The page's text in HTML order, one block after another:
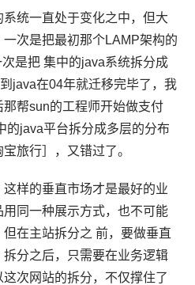
统一直处于变化之中，但大
次是把最初那个LAMP架构的
是把 集中的java系统拆分成
java在04年就迁移完毕了，我
帮sun的工程师开始做支付
的java平台拆分成多层的分布
旅行］，又错过了。
样的垂直市场才是最好的业
同一种展示方式，也不可能
在主站拆分之 前，要做垂直
分之后，只需要在业务逻辑
次网站的拆分，不仅撑住了